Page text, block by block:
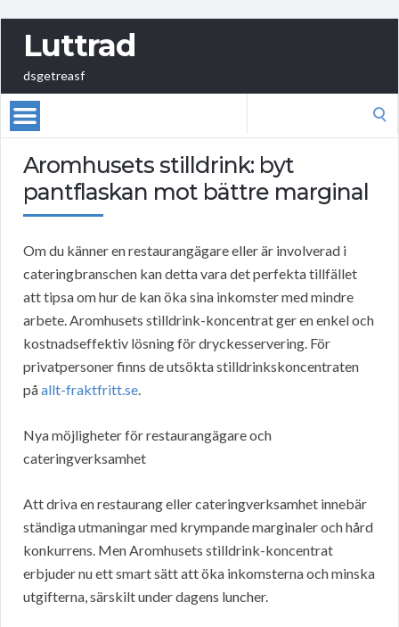
Luttrad
dsgetreasf
Aromhusets stilldrink: byt
pantflaskan mot bättre marginal
Om du känner en restaurangägare eller är involverad i
cateringbranschen kan detta vara det perfekta tillfället
att tipsa om hur de kan öka sina inkomster med mindre
arbete. Aromhusets stilldrink-koncentrat ger en enkel och
kostnadseffektiv lösning för dryckesservering. För
privatpersoner finns de utsökta stilldrinkskoncentraten
påallt-fraktfritt.se.
Nya möjligheter för restaurangägare och
cateringverksamhet
Att driva en restaurang eller cateringverksamhet innebär
ständiga utmaningar med krympande marginaler och hård
konkurrens. Men Aromhusets stilldrink-koncentrat
erbjuder nu ett smart sätt att öka inkomsterna och minska
utgifterna, särskilt under dagens luncher.